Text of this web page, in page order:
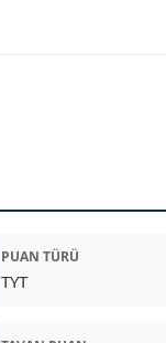
PUAN TÜRÜ
TYT